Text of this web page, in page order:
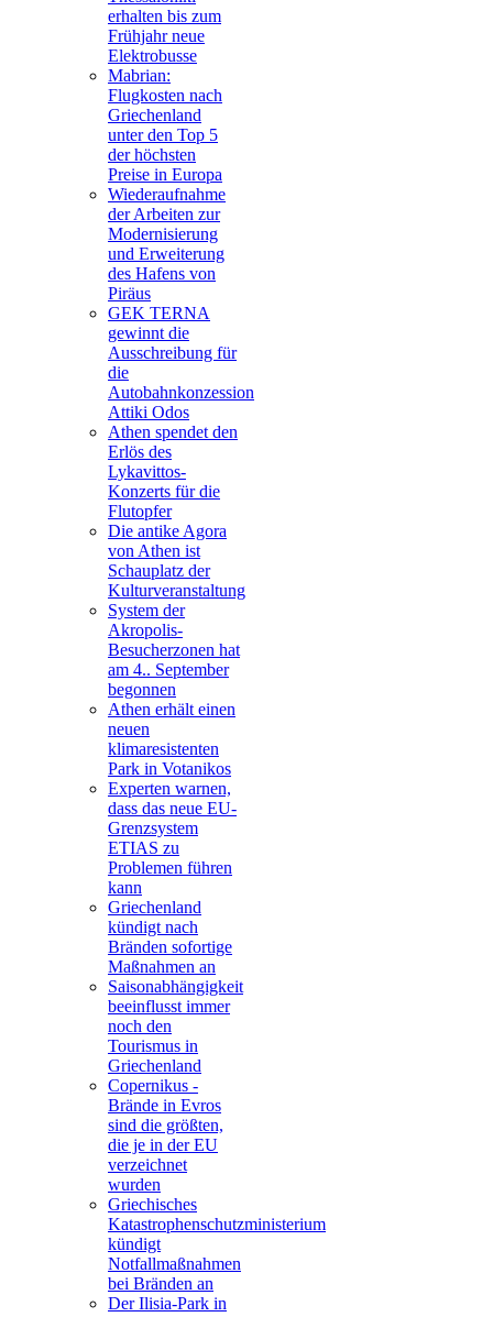
erhalten bis zum
Frühjahr neue
Elektrobusse
Mabrian:
Flugkosten nach
Griechenland
unter den Top 5
der höchsten
Preise in Europa
Wiederaufnahme
der Arbeiten zur
Modernisierung
und Erweiterung
des Hafens von
Piräus
GEK TERNA
gewinnt die
Ausschreibung für
die
Autobahnkonzession
Attiki Odos
Athen spendet den
Erlös des
Lykavittos-
Konzerts für die
Flutopfer
Die antike Agora
von Athen ist
Schauplatz der
Kulturveranstaltung
System der
Akropolis-
Besucherzonen hat
am 4.. September
begonnen
Athen erhält einen
neuen
klimaresistenten
Park in Votanikos
Experten warnen,
dass das neue EU-
Grenzsystem
ETIAS zu
Problemen führen
kann
Griechenland
kündigt nach
Bränden sofortige
Maßnahmen an
Saisonabhängigkeit
beeinflusst immer
noch den
Tourismus in
Griechenland
Copernikus -
Brände in Evros
sind die größten,
die je in der EU
verzeichnet
wurden
Griechisches
Katastrophenschutzministerium
kündigt
Notfallmaßnahmen
bei Bränden an
Der Ilisia-Park in